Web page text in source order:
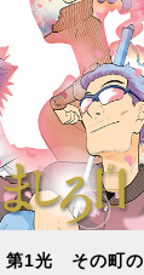
1光 その町の